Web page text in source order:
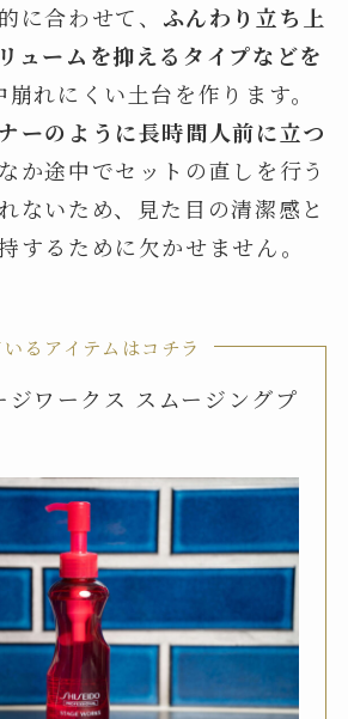
に合わせて、 ふんわり立ち上
ュームを抑えるタイプなどを
崩れにくい土台を作ります。
ーのように長時間人前に立つ
か途中でセットの直しを行う
ないため、見た目の清潔感と
するために欠かせません。
るアイテムはコチラ
ジワークス スムージングプ